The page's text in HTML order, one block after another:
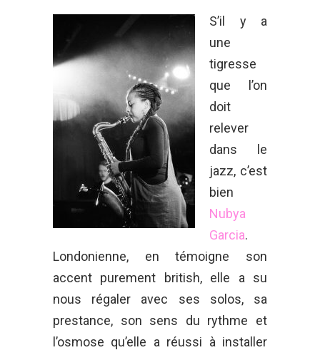
S’il y a
une
tigresse
que l’on
doit
relever
dans le
jazz, c’est
bien
Nubya
Garcia.
Londonienne, en témoigne son
accent purement british, elle a su
nous régaler avec ses solos, sa
prestance, son sens du rythme et
l’osmose qu’elle a réussi à installer